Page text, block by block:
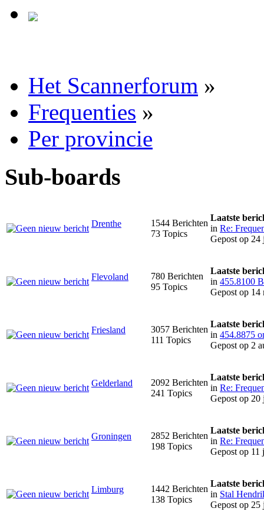
Het Scannerforum »
Frequenties »
Per provincie
Sub-boards
Drenthe
1544 Berichten
73 Topics
Laatste
in Re:
Gepost op
Flevoland
780 Berichten
95 Topics
Laatste
in 455.8100
Gepost op 14
Friesland
3057 Berichten
111 Topics
Laatste
in 454.8875
Gepost op 2
Gelderland
2092 Berichten
241 Topics
Laatste
in Re:
Gepost op
Groningen
2852 Berichten
198 Topics
Laatste
in Re:
Gepost op 11
Limburg
1442 Berichten
138 Topics
Laatste
in Stal
Gepost op